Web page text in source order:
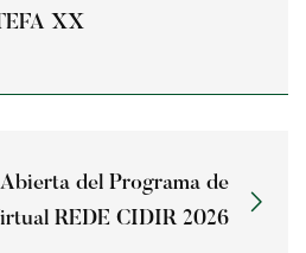
XX
del Programa de
REDE CIDIR 2026